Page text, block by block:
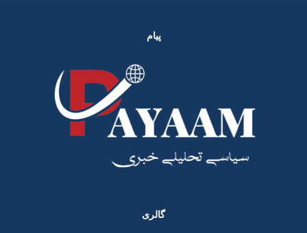
پیام
گالری